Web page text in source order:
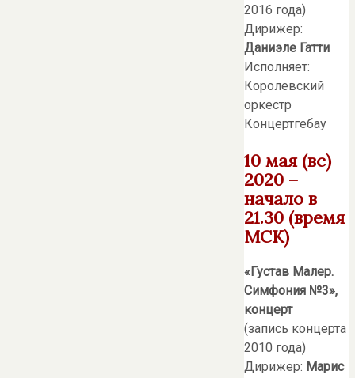
2016 года)
Дирижер:
Даниэле Гатти
Исполняет:
Королевский
оркестр
Концертгебау
10 мая (вс)
2020 –
начало в
21.30 (время
МСК)
«Густав Малер.
Симфония №3»,
концерт
(запись концерта
2010 года)
Дирижер: Марис